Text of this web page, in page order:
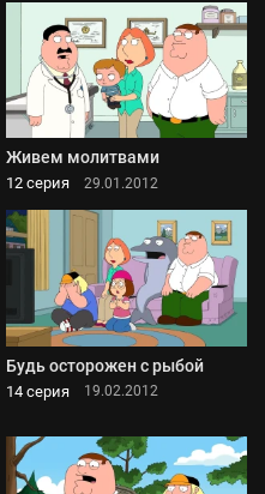
Живем молитвами
12 серия 29.01.2012
Будь осторожен с рыбой
14 серия 19.02.2012